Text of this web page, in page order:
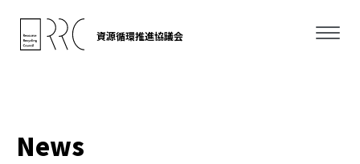
資源循環推進協議会
News